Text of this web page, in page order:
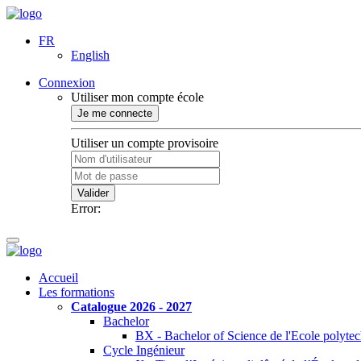
FR
English
Connexion
Utiliser mon compte école
Je me connecte
Utiliser un compte provisoire
Valider
Error:
Accueil
Les formations
Catalogue 2026 - 2027
Bachelor
BX - Bachelor of Science de l'Ecole
Cycle Ingénieur